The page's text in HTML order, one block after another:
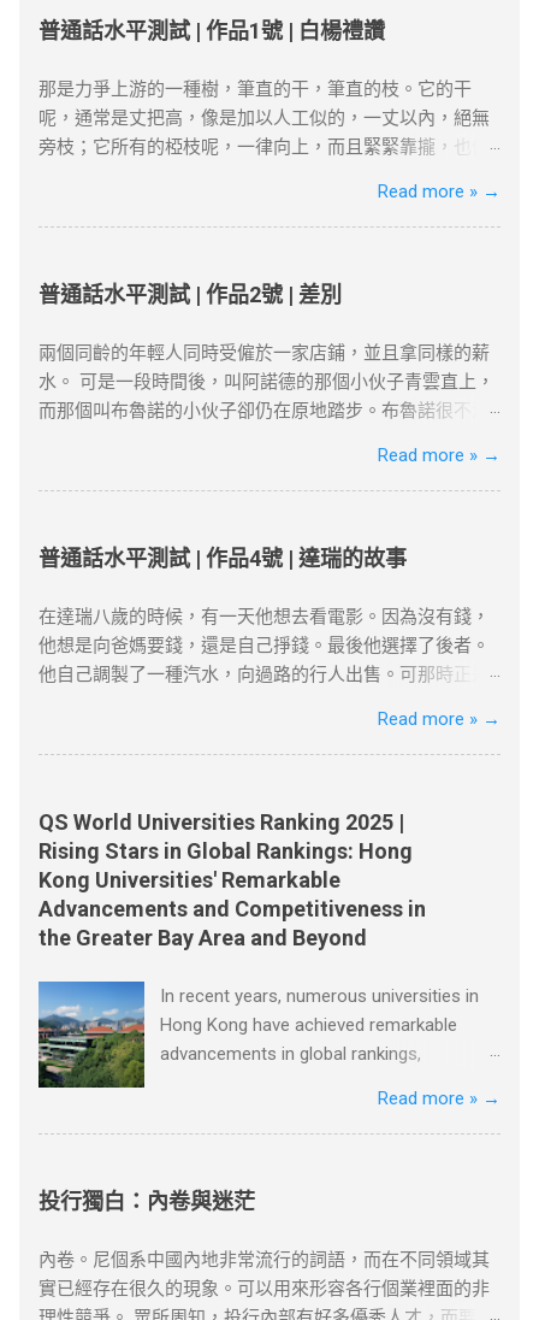
ExpressVPN ：速度快，兼容性强，支持Netflix、YouTube
强大的加密和绕过审查功能。 如何设置VPN翻墙？ 下载并
安装VPN客户端 ：选择你喜欢的VPN服务商，下载安装客
户端。 连接到合适的服务器 ：选择一个你想连接的地区服
IP地址将被替换为VPN服务器的IP，所有的网络活动都将
被加密，你可以自由访问被封锁的网站或流媒体平台。 常
先检查服务器是否正常，或者尝试更换一个服务器位置。
你也可以检查本地网络设置是否正确。 Netflix检测到VPN
：一些流媒体平台会检测到VPN连接并限制访问。如果出
现这种情况，尝试更换不同的服务器或使用专门支持
Netflix的VPN服务。 连接速度慢 ：VPN加密会略微影响上
器，或者选择具有更高速度的VPN服务。 VPN的应用 很多
国外的网站和应用都受到严格的审查和封锁。使用VPN翻
管网络审查非常严密，但许多VPN服务商仍然提供有效的...
才，而非僅追求數量。 二、2025年續簽審核的核心條件
申請者需具備以下關鍵因素： 1. 穩定的工作與收入 薪俸稅
門檻 ：續簽需證明「穩定收入」且符合市場水平，年薪需
達200萬港幣以上（針對高才A類）。 合約與職位匹配 ：
強積金（MPF）記錄。 2. 香港居住與社會融入 「兩址兩
單」原則 ：需提供住址證明（租約、水電單）、公司地址
證明 ：每年需在港居住至少180天，長期離港者需提供合
：自雇者需提交商業登記證、財務報表及辦公租約，證明
公司實際運營。 年收入門檻 ：企業年盈利建議超500萬港
幣，方能符合「合理規模業務」標準。 4. 家庭成員在港生
校，可作為續簽的輔助證明。 三、2025年續簽流程與常見
誤區 1. 申請時間與材料準備 提前3個月申請 ：高才續簽需
或定居路徑準備對應文件（如合約、稅單、租約等）。 2.
常見拒簽原因與避坑建議 誤區一：依賴「空殼公司」 高才
自雇續簽需避免「虛假掛靠」，空殼公司拒批率超80%。
誤區二：忽略居住要求 離港超過180天未提供合理解釋，
可能被視為「非通常居住」。 誤區三：收入不達標 月薪需
四、2025年KPI目標下的實務策略 1. 專業規劃與長期布局
薪俸稅與利得稅區分 ：自雇者需注意「薪俸稅」與「利得
管與替代方案 臨時補救措施 ：若長期離港，可透過家庭成
員在港生活（如子女就學）維繫續簽資...
普通話水平測試 | 作品1號 | 白楊禮讚
那是力爭上游的一種樹，筆直的干，筆直的枝。它的干
呢，通常是丈把高，像是加以人工似的，一丈以內，絕無
旁枝；它所有的椏枝呢，一律向上，而且緊緊靠攏，也像
葉子也是片片向上，幾乎沒有斜生的，更不用說倒垂了；
它的皮，光滑而有銀色的暈圈，微微泛出淡青色。這是雖
有碗來粗細罷，它卻努力向上發展，高到丈許，兩丈，參
極普通的一種樹，然而決不是平凡的樹! 它沒有婆娑的姿
態，沒有屈曲盤旋的虯枝，也許你要說它不美麗，--如果
美是專指“婆娑”或“橫斜逸出”之類而言，那麼，白楊樹算不
也不缺乏溫和，更不用提它的堅強不屈與挺拔，它是樹中
的偉丈夫!當你在積雪初融的高原上走過，看見平坦的大地
是樹，難道你就不想到它的樸質，嚴肅，堅強不屈，至少
後的廣大土地上.....
節選自茅盾《白楊禮讚》 資料搜尋自網絡或筆者
看法，僅供學習用途。請各位讀者閲讀前自行衡量風險，
錯漏或任何問題，筆者及網站概不負責，並保留對文章更
新和刪除的權力。本文純粹分享學習内容。如涉及版權問
排，不便之處，敬請原諒。
Read more » →
普通話水平測試 | 作品2號 | 差別
兩個同齡的年輕人同時受僱於一家店鋪，並且拿同樣的薪
水。 可是一段時間後，叫阿諾德的那個小伙子青雲直上，
而那個叫布魯諾的小伙子卻仍在原地踏步。布魯諾很不滿
了。老闆一邊耐心地聽著他的抱怨，一邊在心裡盤算著怎
樣向他解釋清楚他和阿諾德之間的差別。 “布魯諾先生，”
有什麼賣的。” 布魯諾從集市上回來向老闆匯報說，今早集
問。 布魯諾趕快戴上帽子又跑到集上，然後回來告訴老闆
一共四十袋土豆。 “價格是多少？” 布魯諾又第三次跑到
集上問來了價格。 “好吧，”老闆對他說，“現在請您坐到這
快就從集市上回來了。向老闆匯報說到現在為止只有一個
農民在賣土豆，一共四十口袋，價格是多少多少；土豆質
以後還會弄來幾箱西紅柿，據他看價格非常公道。昨天他
們鋪子的西紅柿賣得很快，庫存已經不多了。 節選自張健
鵬、 胡足青主編《故事時代》中《差別》 資料搜尋自網絡
或筆者看法，僅供學習用途。請各位讀者閲讀前自行衡量
風險，本文筆者及網站不對讀者閲讀前後的任何行爲負
對文章更新和刪除的權力。本文純粹分享學習内容。如涉
及版權問題，請版權持有人與我們聯絡，我們會配合及作
出適當安排，不便之處，敬請原諒。
Read more » →
普通話水平測試 | 作品4號 | 達瑞的故事
在達瑞八歲的時候，有一天他想去看電影。因為沒有錢，
他想是向爸媽要錢，還是自己掙錢。最後他選擇了後者。
他自己調製了一種汽水，向過路的行人出售。可那時正是
媽。 他偶然有一個和非常成功的商人談話的機會。當他對
商人講述了自己的“破產史”後，商人給了他兩個重要的建
知道的、你會的和你擁有的東西上。 這兩個建議很關鍵。
因為對於一個八歲的孩子而言，他不會做的事情很多。於
是他穿過大街小巷，不停地思考：人們會有什麼難題，他
又如何利用這個機會？ 一天，吃早飯時父親讓達瑞去取報
紙。美國的送報員總是把報紙從花園籬笆的一個特製的管
紙，就必須離開溫暖的房間，冒著寒風，到花園去取。雖
然路短，但十分麻煩。 當達瑞為父親取報紙的時候，一個
主意誕生了。當天他就按響鄰居的門鈴，對他們說，每個
月只需付給他一美元，他就每天早上把報紙塞到他們的房
門底下。大多數人都同意了，很快他有了七十多個顧客。
節選自[德]博多·舍費爾《達瑞的故事》 資料搜尋自網絡或
險，本文筆者及網站不對讀者閲讀前後的任何行爲負責。
章更新和刪除的權力。本文純粹分享學習内容。如涉及版
權問題，請版權持有人與我們聯絡，我們會配合及作出適
當安排，不便之處，敬請原諒。
Read more » →
QS World Universities Ranking 2025 |
Rising Stars in Global Rankings: Hong
Kong Universities' Remarkable
Advancements and Competitiveness in
the Greater Bay Area and Beyond
In recent years, numerous universities in
Hong Kong have achieved remarkable
advancements in global rankings,
only on a global scale but also within the
Greater Bay Area, Greater China, and
University of Hong Kong, the Hong Kong
Chinese University of Hong Kong, and
Lingnan University. The University of Hong
Kong, recognized as one of the oldest and
Read more » →
投行獨白：內卷與迷茫
內卷。尼個系中國內地非常流行的詞語，而在不同領域其
實已經存在很久的現象。可以用來形容各行個業裡面的非